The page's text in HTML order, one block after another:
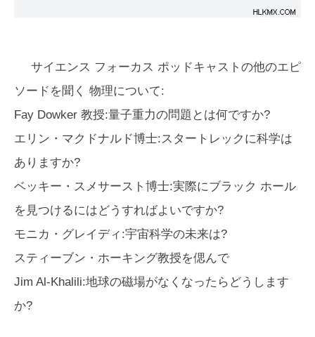
サイエンス フォーカス ポッドキャスト の他のエピ
ソードを聞く 物理について:
Fay Dowker 教授:量子重力の問題とは何ですか?
エリン・マクドナルド博士:スタートレックに科学は
ありますか?
ベッキー・スメサースト博士:実際にブラック ホール
を見つけるにはどうすればよいですか?
モニカ・グレイディ:宇宙科学の未来は?
スティーブン・ホーキング教授を偲んで
Jim Al-Khalili:地球の磁場がなくなったらどうします
か?